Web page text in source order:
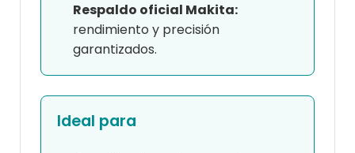
Respaldo oficial Makita:
rendimiento y precisión
garantizados.
Ideal para